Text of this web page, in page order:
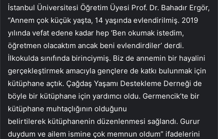
İstanbul Üniversitesi Öğretim Üyesi Prof. Dr. Bahadır Ergör,
“Annem çok küçük yaşta, 14 yaşında evlendirilmiş. 2019
yılında vefat edene kadar hep ‘Ben okumak istedim,
öğretmen olacaktım ancak beni evlendirdiler’ derdi.
İlkokulda sınıfında birinciymiş. Biz de annemin bir hayalini
gerçekleştirmek amacıyla gençlere de katkı bulunmak için
kütüphane açtık. Çağdaş Yaşamı Destekleme Derneği de
böyle bir kütüphane için yardımcı oldu. Germencik’te bir
kütüphane muhtaçlığının olduğunu
belirtilerek kütüphanenin düzenlenmesi sağlandı. Gurur
duydum ve ailem ismine çok memnun oldum” ifadelerini